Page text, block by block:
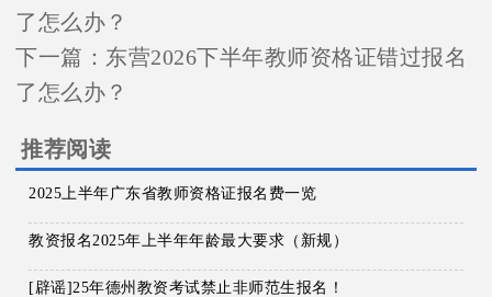
了怎么办？
下一篇： 东营2026下半年教师资格证错过报名
了怎么办？
推荐阅读
2025上半年广东省教师资格证报名费一览
教资报名2025年上半年年龄最大要求（新规）
[辟谣]25年德州教资考试禁止非师范生报名！